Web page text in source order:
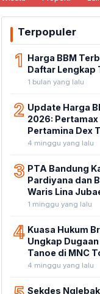
Terpopuler
1 Harga BBM
Daftar Lengkap
1 bulan yang lalu
2 Update Harga
2026:
Pertamina Dex
4 minggu yang lalu
3 PTA Bandung
Pardiyana dan
Waris Lina
1 minggu yang lalu
4 Kuasa Hukum
Ungkap
Tanoe di MNC
4 minggu yang lalu
Sekdes